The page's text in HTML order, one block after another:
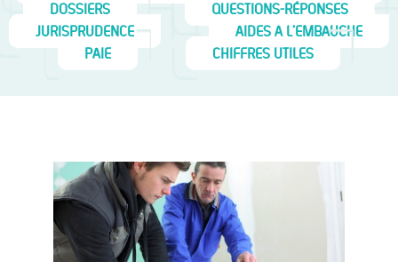
DOSSIERS
QUESTIONS-RÉPONSES
JURISPRUDENCE
AIDES À L'EMBAUCHE
PAIE
CHIFFRES UTILES